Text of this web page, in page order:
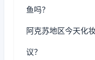
鱼吗？
阿克苏地区今天化
议？